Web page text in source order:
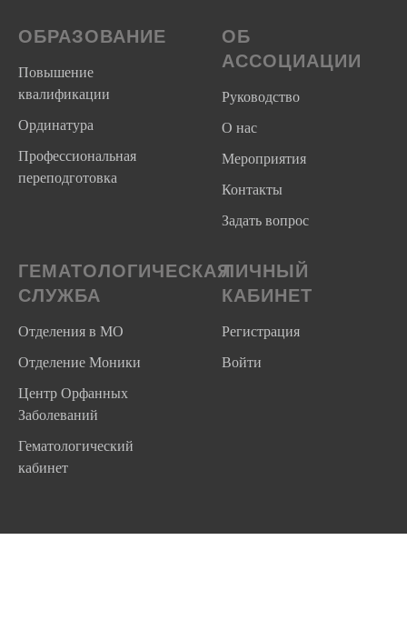
ОБРАЗОВАНИЕ
Повышение
квалификации
Ординатура
Профессиональная
переподготовка
ОБ
АССОЦИАЦИИ
Руководство
О нас
Мероприятия
Контакты
Задать вопрос
ГЕМАТОЛОГИЧЕСКАЯ
СЛУЖБА
Отделения в МО
Отделение Моники
Центр Орфанных
Заболеваний
Гематологический
кабинет
ЛИЧНЫЙ
КАБИНЕТ
Регистрация
Войти